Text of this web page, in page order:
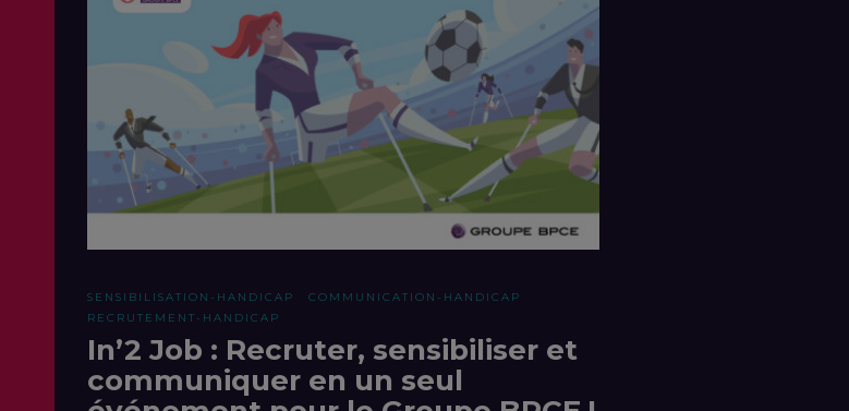
SENSIBILISATION-HANDICAP
COMMUNICATION-HANDICAP
RECRUTEMENT-HANDICAP
In’2 Job : Recruter, sensibiliser et
communiquer en un seul